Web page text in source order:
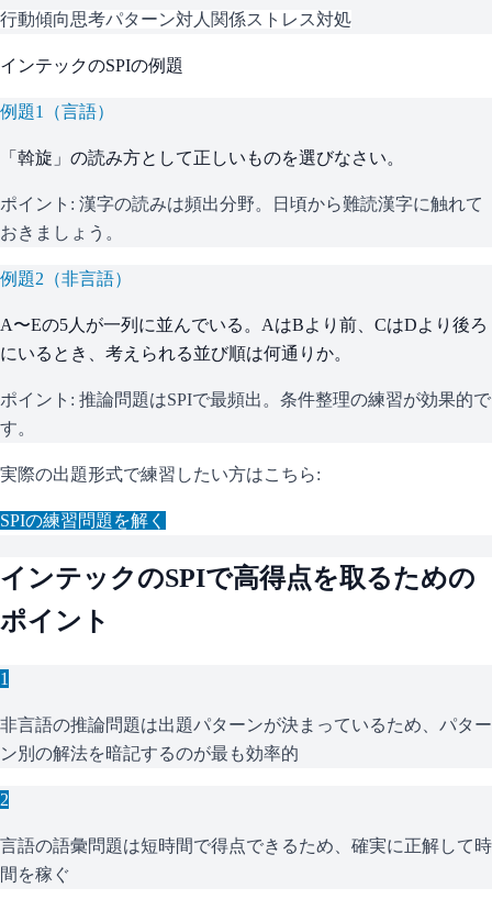
行動傾向思考パターン対人関係ストレス対処
インテックのSPIの例題
例題1 （言語）
「斡旋」の読み方として正しいものを選びなさい。
ポイント: 漢字の読みは頻出分野。日頃から難読漢字に触れて
おきましょう。
例題2 （非言語）
A〜Eの5人が一列に並んでいる。AはBより前、CはDより後ろ
にいるとき、考えられる並び順は何通りか。
ポイント: 推論問題はSPIで最頻出。条件整理の練習が効果的で
す。
実際の出題形式で練習したい方はこちら:
SPIの練習問題を解く
インテックのSPIで高得点を取るための
ポイント
1
非言語の推論問題は出題パターンが決まっているため、パター
ン別の解法を暗記するのが最も効率的
2
言語の語彙問題は短時間で得点できるため、確実に正解して時
間を稼ぐ